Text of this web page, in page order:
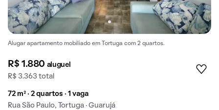
Alugar apartamento mobiliado em Tortuga com 2 quartos.
R$ 1.880 aluguel
R$ 3.363 total
72 m² · 2 quartos · 1 vaga
Rua São Paulo, Tortuga · Guarujá